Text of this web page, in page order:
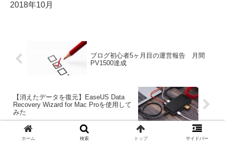
2018年10月
ブログ初心者5ヶ月目の運営報告 月間
PV1500達成
【消えたデータを復元】EaseUS Data
Recovery Wizard for Mac Proを使用して
みた
ホーム 検索 トップ サイドバー